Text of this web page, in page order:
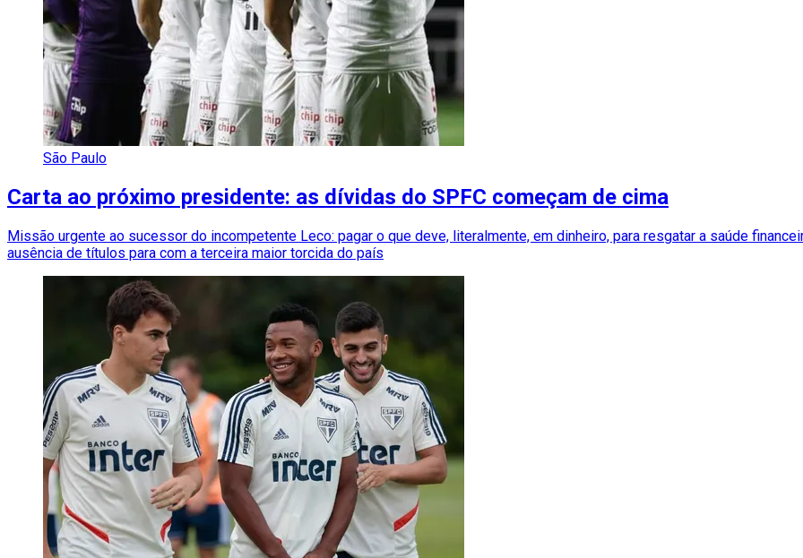
São Paulo
Carta ao próximo presidente: as dívidas do SPFC começam de cima
Missão urgente ao sucessor do incompetente Leco: pagar o que deve, literalmente, em dinheiro, para resgatar a saúde
ausência de títulos para com a terceira maior torcida do país